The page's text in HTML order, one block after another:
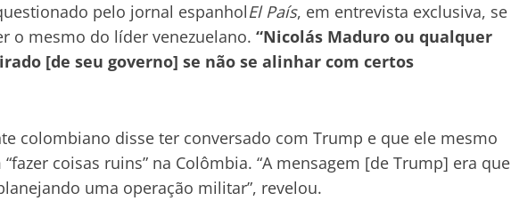
pelo jornal espanholEl País, em entrevista exclusiva, se
o mesmo do líder venezuelano. “Nicolás Maduro ou qualquer
[de seu governo] se não se alinhar com certos
colombiano disse ter conversado com Trump e que ele mesmo
coisas ruins” na Colômbia. “A mensagem [de Trump] era que
uma operação militar”, revelou.